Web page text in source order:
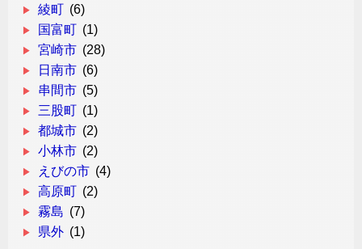
綾町 (6)
国富町 (1)
宮崎市 (28)
日南市 (6)
串間市 (5)
三股町 (1)
都城市 (2)
小林市 (2)
えびの市 (4)
高原町 (2)
霧島 (7)
県外 (1)